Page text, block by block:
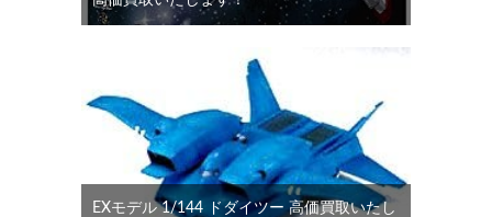
EXモデル 1/144 ドダイツー 高価買取いたし